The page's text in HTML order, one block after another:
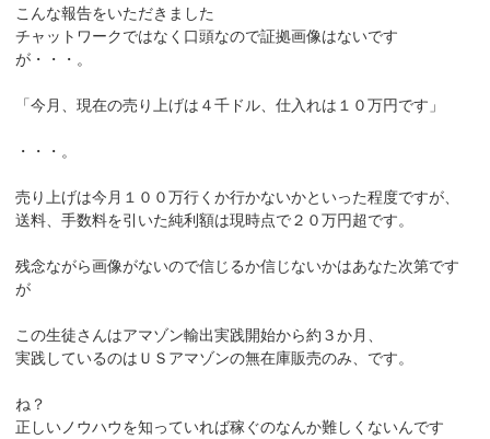
こんな報告をいただきました
チャットワークではなく口頭なので証拠画像はないです
が・・・。
「今月、現在の売り上げは４千ドル、仕入れは１０万円です」
・・・。
売り上げは今月１００万行くか行かないかといった程度ですが、
送料、手数料を引いた純利額は現時点で２０万円超です。
残念ながら画像がないので信じるか信じないかはあなた次第です
が
この生徒さんはアマゾン輸出実践開始から約３か月、
実践しているのはＵＳアマゾンの無在庫販売のみ、です。
ね？
正しいノウハウを知っていれば稼ぐのなんか難しくないんです